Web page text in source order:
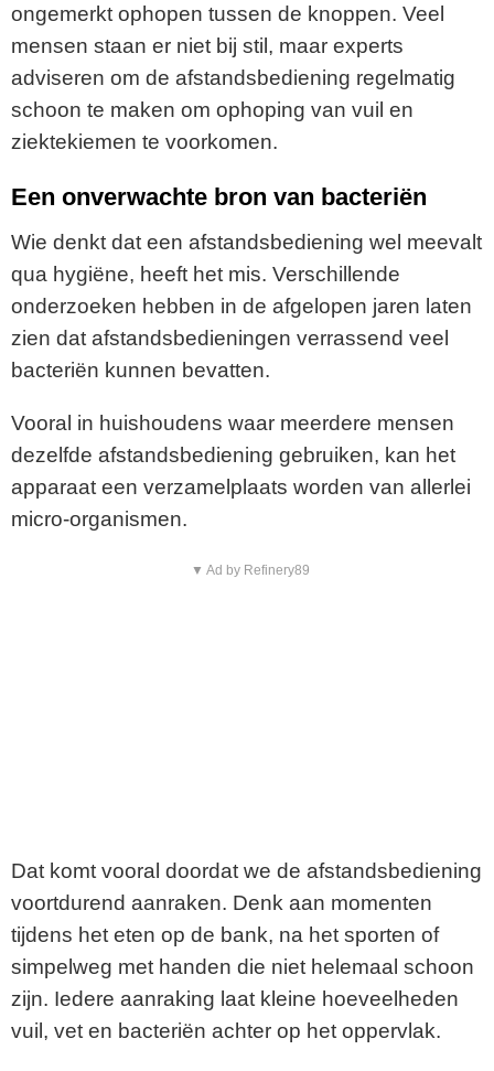
ongemerkt ophopen tussen de knoppen. Veel
mensen staan er niet bij stil, maar experts
adviseren om de afstandsbediening regelmatig
schoon te maken om ophoping van vuil en
ziektekiemen te voorkomen.
Een onverwachte bron van bacteriën
Wie denkt dat een afstandsbediening wel meevalt
qua hygiëne, heeft het mis. Verschillende
onderzoeken hebben in de afgelopen jaren laten
zien dat afstandsbedieningen verrassend veel
bacteriën kunnen bevatten.
Vooral in huishoudens waar meerdere mensen
dezelfde afstandsbediening gebruiken, kan het
apparaat een verzamelplaats worden van allerlei
micro-organismen.
▼ Ad by Refinery89
Dat komt vooral doordat we de afstandsbediening
voortdurend aanraken. Denk aan momenten
tijdens het eten op de bank, na het sporten of
simpelweg met handen die niet helemaal schoon
zijn. Iedere aanraking laat kleine hoeveelheden
vuil, vet en bacteriën achter op het oppervlak.